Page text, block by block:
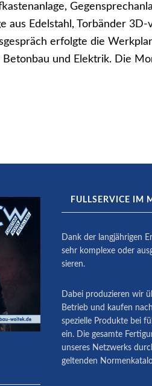
aus Edelstahl, Torbänder 3D-
erfolgte die
und Elektrik. Die
FULLSERVICE IM
Dank der langjährigen
sehr komplexe oder
sieren.
Dabei produ­zieren wir
Betrieb und kaufen
spezielle Produkte bei
ein. Die gesamte
unseres Netzwerks
geltenden